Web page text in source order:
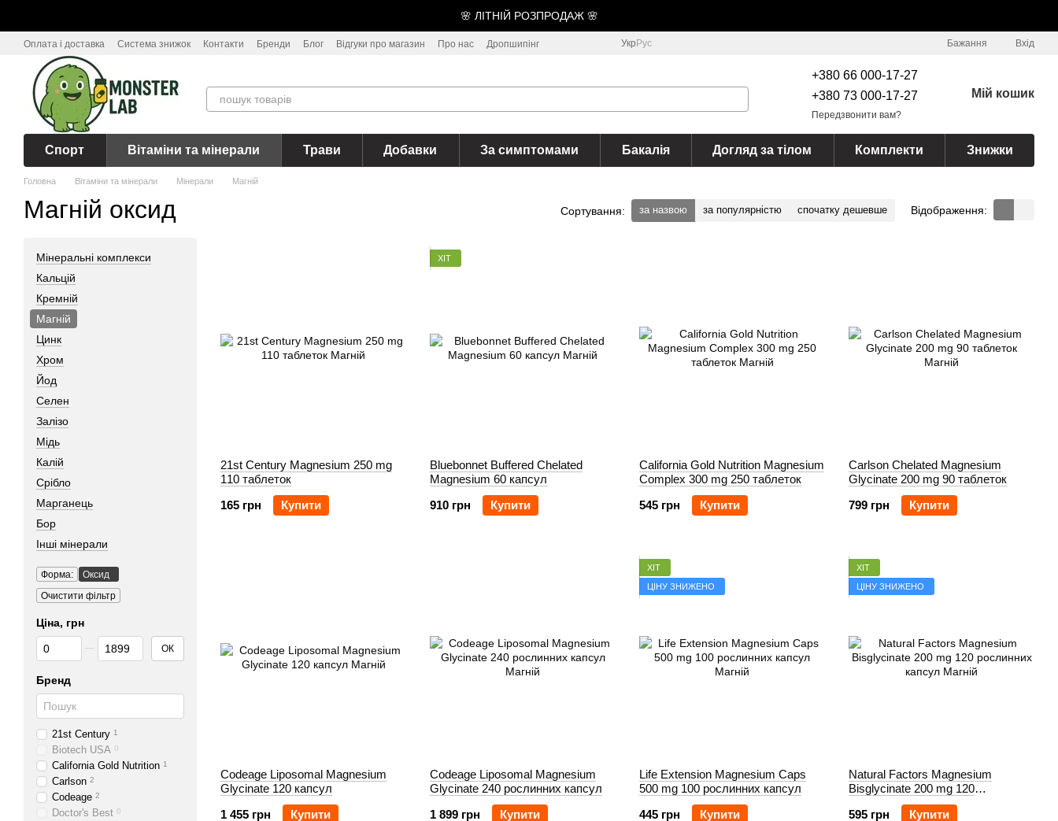
🌸 ЛІТНІЙ РОЗПРОДАЖ 🌸
Оплата і доставка Система знижок Контакти Бренди Блог Відгуки про магазин Про нас Дропшипінг Укр Рус Бажання Вхід
+380 66 000-17-27
+380 73 000-17-27
Передзвонити вам?
Мій кошик
Спорт Вітаміни та мінерали Трави Добавки За симптомами Бакалія Догляд за тілом Комплекти Знижки
Головна Вітаміни та мінерали Мінерали Магній
Магній оксид Сортування: за назвою за популярністю спочатку дешевше Відображення:
21st Century Magnesium 250 mg
110 таблеток
165 грн
Купити
ХІТ
Bluebonnet Buffered Chelated
Magnesium 60 капсул
910 грн
Купити
California Gold Nutrition Magnesium
Complex 300 mg 250 таблеток
545 грн
Купити
Carlson Chelated Magnesium
Glycinate 200 mg 90 таблеток
799 грн
Купити
Codeage Liposomal Magnesium
Glycinate 120 капсул
1 455 грн
Купити
Codeage Liposomal Magnesium
Glycinate 240 рослинних капсул
1 899 грн
Купити
ХІТ
ЦІНУ ЗНИЖЕНО
Life Extension Magnesium Caps
500 mg 100 рослинних капсул
445 грн
Купити
ХІТ
ЦІНУ ЗНИЖЕНО
Natural Factors Magnesium
Bisglycinate 200 mg 120
рослинних капсул
595 грн
Купити
Мінеральні комплекси
Кальцій
Кремній
Магній
Цинк
Хром
Йод
Селен
Залізо
Мідь
Калій
Срібло
Марганець
Бор
Інші мінерали
Форма:
Оксид
Очистити фільтр
Ціна, грн
Від Ціна, грн
До Ціна, грн ОК
Бренд
21st Century 1
Biotech USA 0
California Gold Nutrition 1
Carlson 2
Codeage 2
Doctor's Best 0